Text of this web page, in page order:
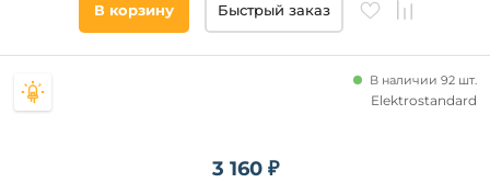
В корзину Быстрый заказ
3 160 ₽
В наличии 92 шт.
Elektrostandard